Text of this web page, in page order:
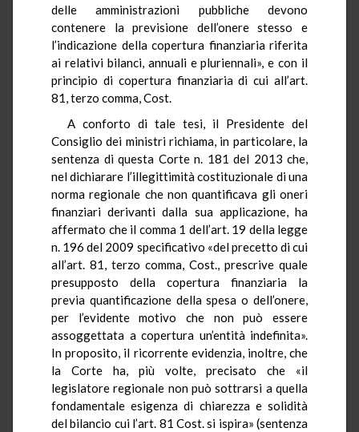
delle amministrazioni pubbliche devono
contenere la previsione dell’onere stesso e
l’indicazione della copertura finanziaria riferita
ai relativi bilanci, annuali e pluriennali», e con il
principio di copertura finanziaria di cui all’art.
81, terzo comma, Cost.
A conforto di tale tesi, il Presidente del
Consiglio dei ministri richiama, in particolare, la
sentenza di questa Corte n. 181 del 2013 che,
nel dichiarare l’illegittimità costituzionale di una
norma regionale che non quantificava gli oneri
finanziari derivanti dalla sua applicazione, ha
affermato che il comma 1 dell’art. 19 della legge
n. 196 del 2009 specificativo «del precetto di cui
all’art. 81, terzo comma, Cost., prescrive quale
presupposto della copertura finanziaria la
previa quantificazione della spesa o dell’onere,
per l’evidente motivo che non può essere
assoggettata a copertura un’entità indefinita».
In proposito, il ricorrente evidenzia, inoltre, che
la Corte ha, più volte, precisato che «il
legislatore regionale non può sottrarsi a quella
fondamentale esigenza di chiarezza e solidità
del bilancio cui l’art. 81 Cost. si ispira» (sentenza